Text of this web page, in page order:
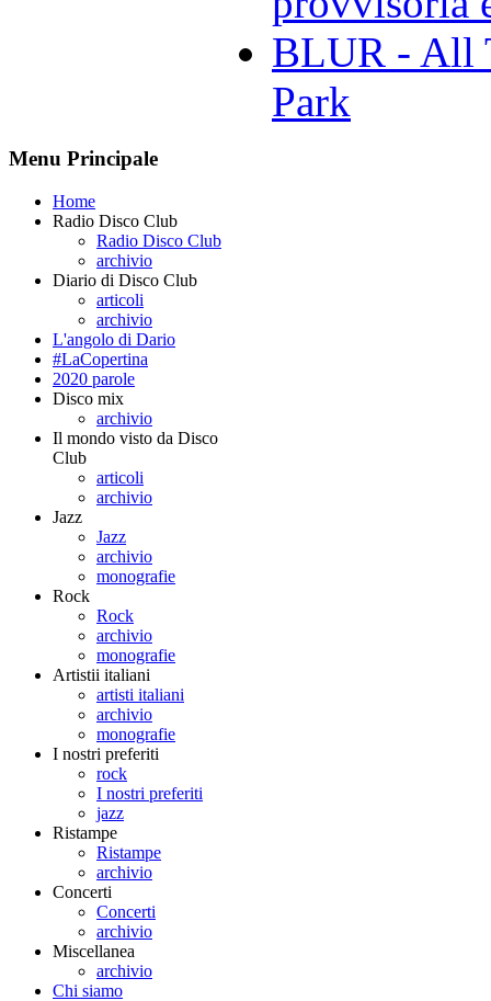
BLUR - All
Park
Menu Principale
Home
Radio Disco Club
Radio Disco Club
archivio
Diario di Disco Club
articoli
archivio
L'angolo di Dario
#LaCopertina
2020 parole
Disco mix
archivio
Il mondo visto da Disco
Club
articoli
archivio
Jazz
Jazz
archivio
monografie
Rock
Rock
archivio
monografie
Artistii italiani
artisti italiani
archivio
monografie
I nostri preferiti
rock
I nostri preferiti
jazz
Ristampe
Ristampe
archivio
Concerti
Concerti
archivio
Miscellanea
archivio
Chi siamo